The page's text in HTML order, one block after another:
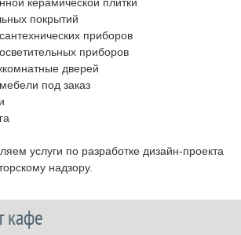
покрытий
приборов
приборов
дверей
под заказ
услуги по разработке дизайн-проекта
надзору.
кафе